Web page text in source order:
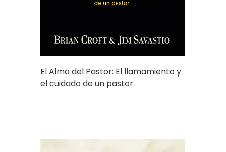
El Alma del Pastor: El llamamiento y
el cuidado de un pastor